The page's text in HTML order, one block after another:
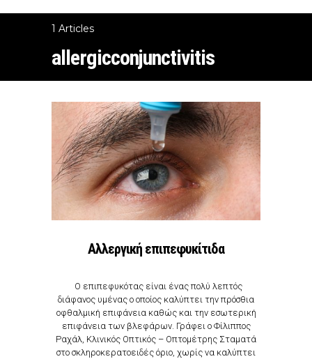
1 Articles
allergicconjunctivitis
Αλλεργική επιπεφυκίτιδα
Ο επιπεφυκότας είναι ένας πολύ λεπτός
διάφανος υμένας ο οποίος καλύπτει την πρόσθια
οφθαλμική επιφάνεια καθώς και την εσωτερική
επιφάνεια των βλεφάρων. Γράφει ο Φίλιππος
Ραχάλ, Κλινικός Οπτικός – Οπτομέτρης Σταματά
στο σκληροκερατοειδές όριο, χωρίς να καλύπτει